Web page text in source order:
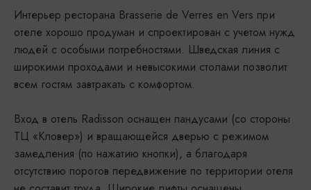
Интерьер ресторана Brasserie de Verres en Vers при
отеле хорошо продуман и спроектирован с учетом нужд
людей с особыми потребностями. Шведская линия с
широкими проходами и невысокими столами позволит
всем гостям завтракать с комфортом.
Вход в отель Radisson оснащен пандусами (со стороны
ТЦ «Кловер») и вращающейся дверью с режимом
замедления (по нажатию кнопки), а благодаря
отсутствию порогов передвижение по территории отеля